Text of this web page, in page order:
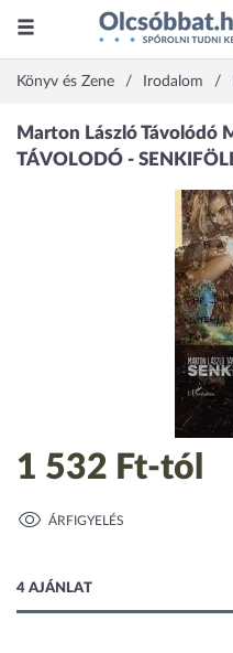
Könyv és Zene Irodalom
1 532 Ft-tól
ÁRFIGYELÉS
4 AJÁNLAT